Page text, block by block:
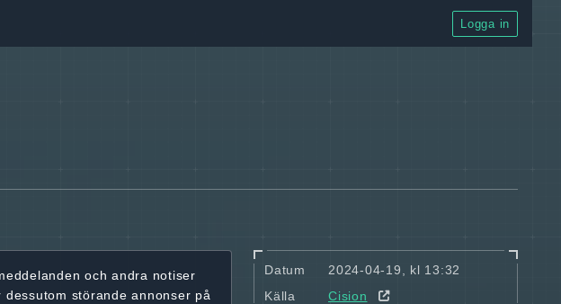
Logga in
och andra notiser
störande annonser på
Datum
2024-04-19, kl 13:32
Källa
Cision